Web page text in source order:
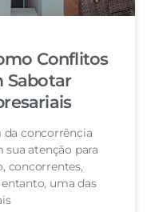
Conflitos
Sabotar
da concorrência
atenção para
concorrentes,
uma das